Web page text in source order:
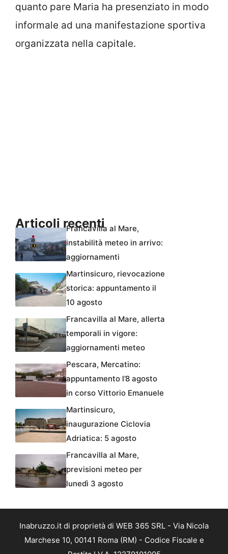
quanto pare Maria ha presenziato in modo
informale ad una manifestazione sportiva
organizzata nella capitale.
Articoli recenti
Francavilla al Mare,
instabilità meteo in arrivo:
aggiornamenti
Martinsicuro, rievocazione
storica: appuntamento il
10 agosto
Francavilla al Mare, allerta
temporali in vigore:
aggiornamenti meteo
Pescara, Mercatino:
appuntamento l’8 agosto
in corso Vittorio Emanuele
Martinsicuro,
inaugurazione Ciclovia
Adriatica: 5 agosto
Francavilla al Mare,
previsioni meteo per
lunedì 3 agosto
Inabruzzo.it di proprietà di WEB 365 SRL - Via Nicola
Marchese 10, 00141 Roma (RM) - Codice Fiscale e